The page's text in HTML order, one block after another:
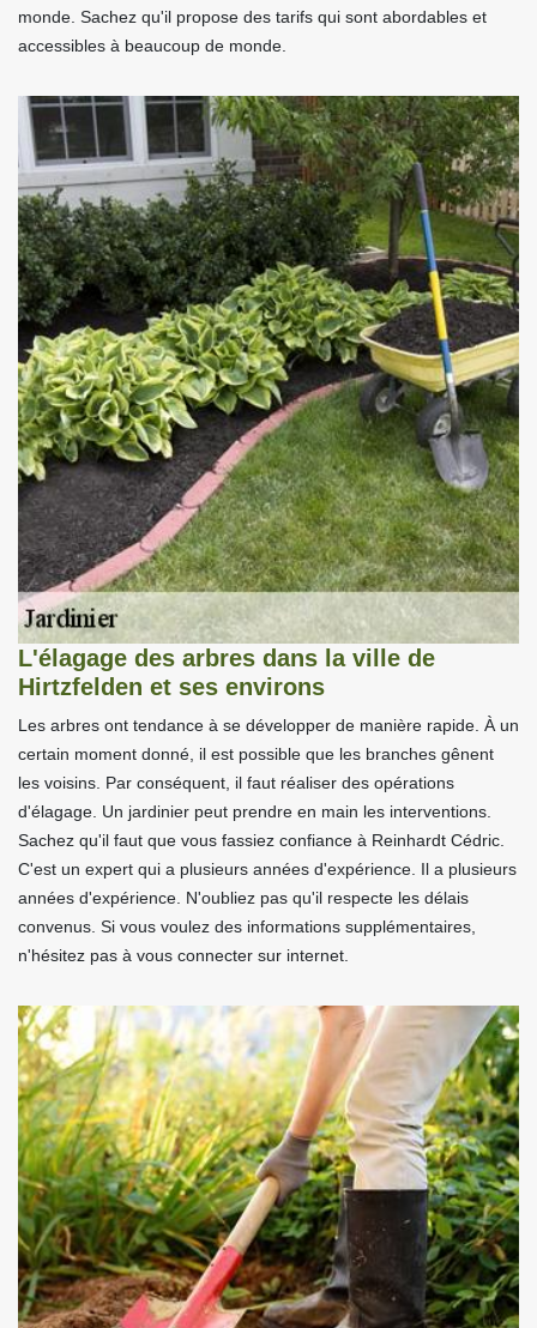
monde. Sachez qu'il propose des tarifs qui sont abordables et
accessibles à beaucoup de monde.
L'élagage des arbres dans la ville de
Hirtzfelden et ses environs
Les arbres ont tendance à se développer de manière rapide. À un
certain moment donné, il est possible que les branches gênent
les voisins. Par conséquent, il faut réaliser des opérations
d'élagage. Un jardinier peut prendre en main les interventions.
Sachez qu'il faut que vous fassiez confiance à Reinhardt Cédric.
C'est un expert qui a plusieurs années d'expérience. Il a plusieurs
années d'expérience. N'oubliez pas qu'il respecte les délais
convenus. Si vous voulez des informations supplémentaires,
n'hésitez pas à vous connecter sur internet.